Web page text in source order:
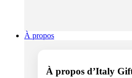
À propos
À propos d’Italy